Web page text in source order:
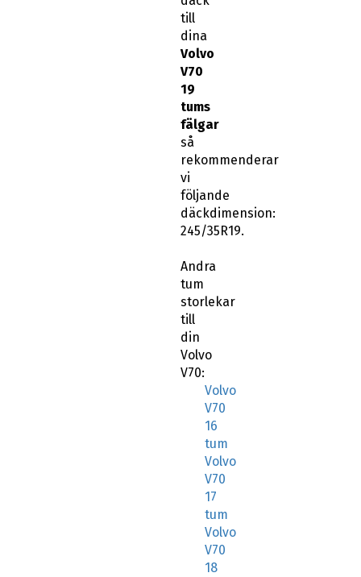
till
dina
Volvo
V70
19
tums
fälgar
så
rekommenderar
vi
följande
däckdimension:
245/35R19.
Andra
tum
storlekar
till
din
Volvo
V70:
Volvo
V70
16
tum
Volvo
V70
17
tum
Volvo
V70
18